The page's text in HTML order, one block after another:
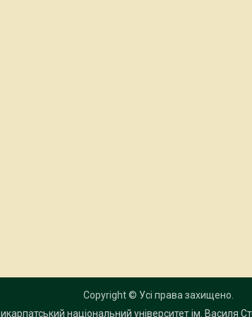
Copyright © Усі права захищено.
національний університет ім. Василя